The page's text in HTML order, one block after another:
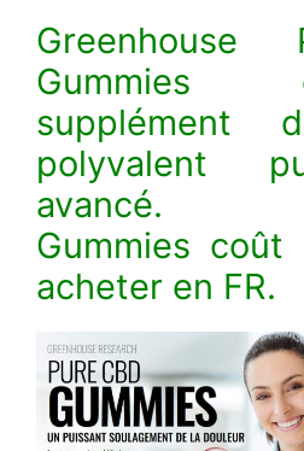
Greenhouse
supplément
polyvalent
avancé.
Gummies coût
acheter en FR.